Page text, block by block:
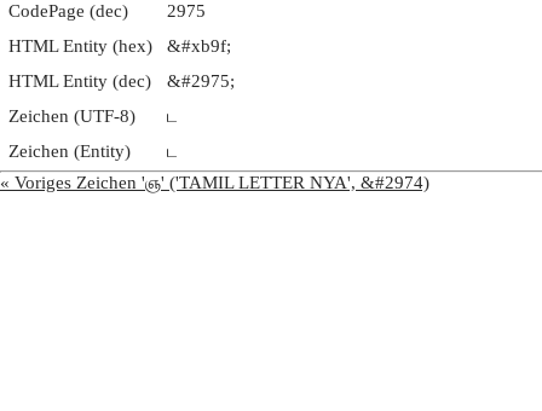
CodePage (dec)
2975
HTML Entity (hex)
&#xb9f;
HTML Entity (dec)
&#2975;
Zeichen (UTF-8)
ட
Zeichen (Entity)
ட
« Voriges Zeichen 'ஞ' ('TAMIL LETTER NYA', &#2974)